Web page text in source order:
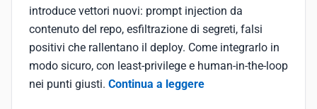
introduce vettori nuovi: prompt injection da
contenuto del repo, esfiltrazione di segreti, falsi
positivi che rallentano il deploy. Come integrarlo in
modo sicuro, con least-privilege e human-in-the-loop
nei punti giusti. Continua a leggere